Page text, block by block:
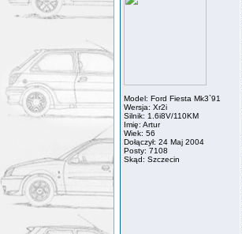
Model: Ford Fiesta Mk3`91
Wersja: Xr2i
Silnik: 1.6i8V/110KM
Imię: Artur
Wiek: 56
Dołączył: 24 Maj 2004
Posty: 7108
Skąd: Szczecin